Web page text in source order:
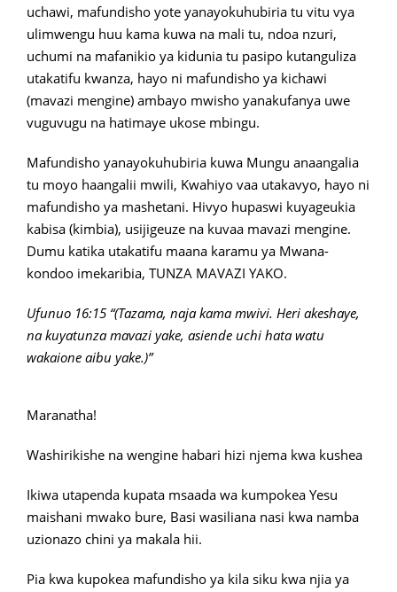
uchawi, mafundisho yote yanayokuhubiria tu vitu vya
ulimwengu huu kama kuwa na mali tu, ndoa nzuri,
uchumi na mafanikio ya kidunia tu pasipo kutanguliza
utakatifu kwanza, hayo ni mafundisho ya kichawi
(mavazi mengine) ambayo mwisho yanakufanya uwe
vuguvugu na hatimaye ukose mbingu.
Mafundisho yanayokuhubiria kuwa Mungu anaangalia
tu moyo haangalii mwili, Kwahiyo vaa utakavyo, hayo ni
mafundisho ya mashetani. Hivyo hupaswi kuyageukia
kabisa (kimbia), usijigeuze na kuvaa mavazi mengine.
Dumu katika utakatifu maana karamu ya Mwana-
kondoo imekaribia, TUNZA MAVAZI YAKO.
Ufunuo 16:15 “(Tazama, naja kama mwivi. Heri akeshaye,
na kuyatunza mavazi yake, asiende uchi hata watu
wakaione aibu yake.)”
Maranatha!
Washirikishe na wengine habari hizi njema kwa kushea
Ikiwa utapenda kupata msaada wa kumpokea Yesu
maishani mwako bure, Basi wasiliana nasi kwa namba
uzionazo chini ya makala hii.
Pia kwa kupokea mafundisho ya kila siku kwa njia ya